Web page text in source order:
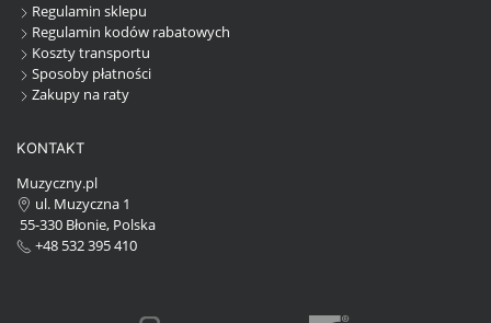
Regulamin sklepu
Regulamin kodów rabatowych
Koszty transportu
Sposoby płatności
Zakupy na raty
KONTAKT
Muzyczny.pl
ul. Muzyczna 1
55-330 Błonie, Polska
+48 532 395 410